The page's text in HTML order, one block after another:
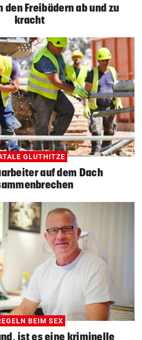
den Freibädern ab und zu
kracht
GLUTHITZE
auf dem Dach
BEIM SEX
ist es eine kriminelle